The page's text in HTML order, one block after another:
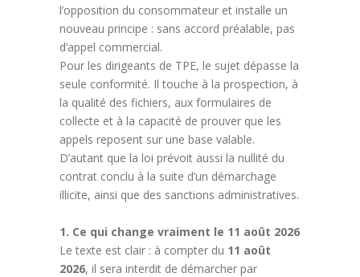
l’opposition du consommateur et installe un
nouveau principe : sans accord préalable, pas
d’appel commercial.
Pour les dirigeants de TPE, le sujet dépasse la
seule conformité. Il touche à la prospection, à
la qualité des fichiers, aux formulaires de
collecte et à la capacité de prouver que les
appels reposent sur une base valable.
D’autant que la loi prévoit aussi la nullité du
contrat conclu à la suite d’un démarchage
illicite, ainsi que des sanctions administratives.
1. Ce qui change vraiment le 11 août 2026
Le texte est clair : à compter du 11 août
2026, il sera interdit de démarcher par